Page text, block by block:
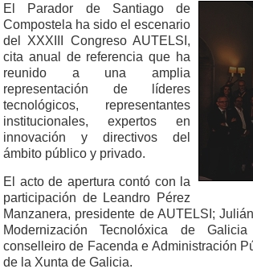
El Parador de Santiago de
Compostela ha sido el escenario
del XXXIII Congreso AUTELSI,
cita anual de referencia que ha
reunido a una amplia
representación de líderes
tecnológicos, representantes
institucionales, expertos en
innovación y directivos del
ámbito público y privado.
El acto de apertura contó con la
participación de Leandro Pérez
Manzanera, presidente de AUTELSI;
Modernización Tecnolóxica de
conselleiro de Facenda e Administración
de la Xunta de Galicia.